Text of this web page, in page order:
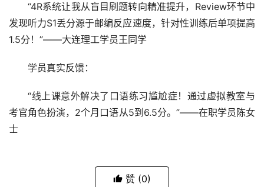
“4R系统让我从盲目刷题转向精准提升，Review环节中
发现听力S1丢分源于邮编反应速度，针对性训练后单项提高
1.5分！”——大连理工学员王同学
学员真实反馈：
“线上课意外解决了口语练习尴尬症！通过虚拟教室与
考官角色扮演，2个月口语从5到6.5分。”——在职学员陈女
士
赞 (0)